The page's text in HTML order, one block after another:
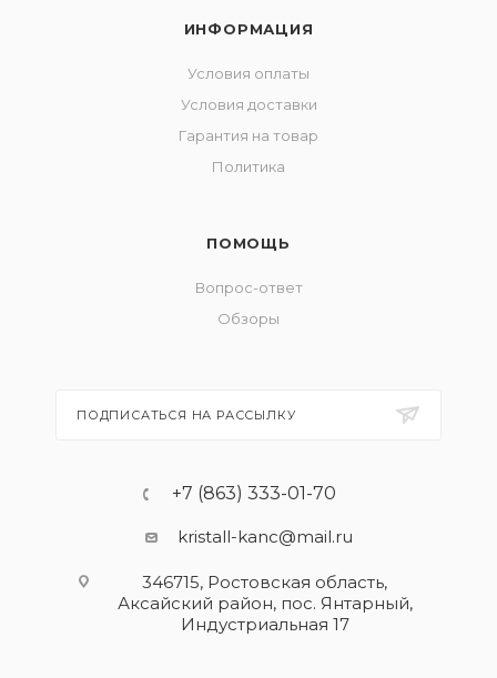
ИНФОРМАЦИЯ
Условия оплаты
Условия доставки
Гарантия на товар
Политика
ПОМОЩЬ
Вопрос-ответ
Обзоры
ПОДПИСАТЬСЯ НА РАССЫЛКУ
+7 (863) 333-01-70
kristall-kanc@mail.ru
346715, Ростовская область​,
Аксайский район, пос. Янтарный,
Индустриальная 17